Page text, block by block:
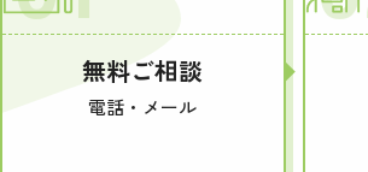
無料ご相談
電話・メール